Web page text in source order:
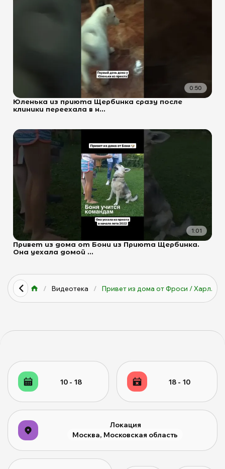
0:50
Юленька из приюта Щербинка сразу после
клиники переехала в н...
1:01
Привет из дома от Бони из Приюта Щербинка.
Она уехала домой ...
/ Видеотека / Привет из дома от Фроси / Харл...
10 - 18 18 - 10
Локация
Москва, Московская область